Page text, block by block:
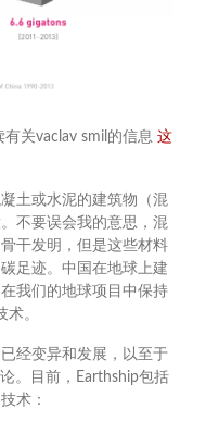
有关vaclav smil的信息 这
土或水泥的建筑物（混
不要误会我的意思，混
干发明，但是这些材料
足迹。中国在地球上建
我们的地球项目中保持
。
经变异和发展，以至于
。目前，Earthship包括
术：